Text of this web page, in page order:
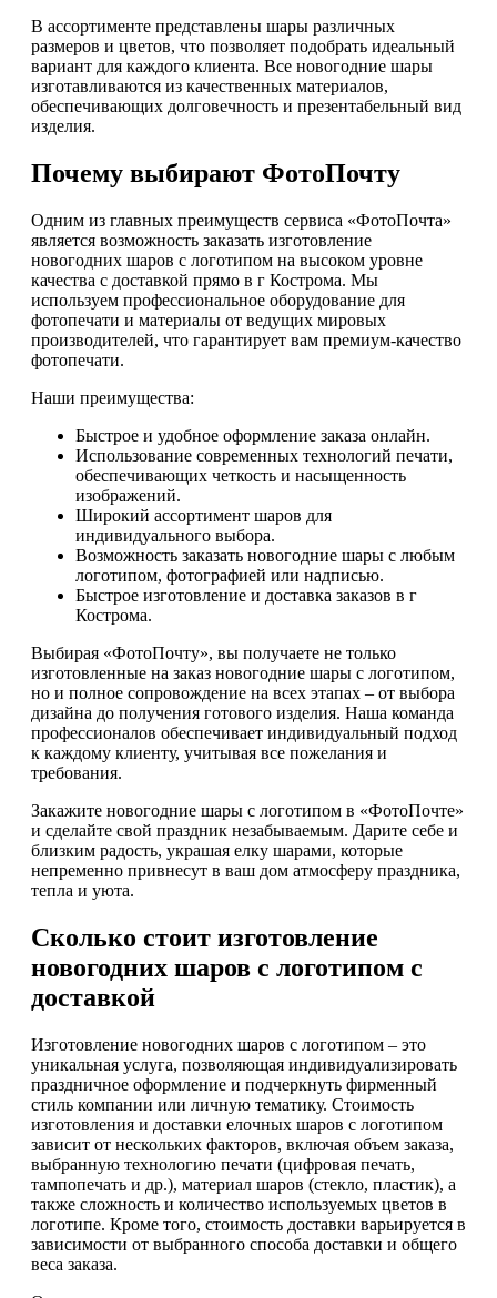
В ассортименте представлены шары различных
размеров и цветов, что позволяет подобрать идеальный
вариант для каждого клиента. Все новогодние шары
изготавливаются из качественных материалов,
обеспечивающих долговечность и презентабельный вид
изделия.
Почему выбирают ФотоПочту
Одним из главных преимуществ сервиса «ФотоПочта»
является возможность заказать изготовление
новогодних шаров с логотипом на высоком уровне
качества с доставкой прямо в г Кострома. Мы
используем профессиональное оборудование для
фотопечати и материалы от ведущих мировых
производителей, что гарантирует вам премиум-качество
фотопечати.
Наши преимущества:
Быстрое и удобное оформление заказа онлайн.
Использование современных технологий печати,
обеспечивающих четкость и насыщенность
изображений.
Широкий ассортимент шаров для
индивидуального выбора.
Возможность заказать новогодние шары с любым
логотипом, фотографией или надписью.
Быстрое изготовление и доставка заказов в г
Кострома.
Выбирая «ФотоПочту», вы получаете не только
изготовленные на заказ новогодние шары с логотипом,
но и полное сопровождение на всех этапах – от выбора
дизайна до получения готового изделия. Наша команда
профессионалов обеспечивает индивидуальный подход
к каждому клиенту, учитывая все пожелания и
требования.
Закажите новогодние шары с логотипом в «ФотоПочте»
и сделайте свой праздник незабываемым. Дарите себе и
близким радость, украшая елку шарами, которые
непременно привнесут в ваш дом атмосферу праздника,
тепла и уюта.
Сколько стоит изготовление
новогодних шаров с логотипом с
доставкой
Изготовление новогодних шаров с логотипом – это
уникальная услуга, позволяющая индивидуализировать
праздничное оформление и подчеркнуть фирменный
стиль компании или личную тематику. Стоимость
изготовления и доставки елочных шаров с логотипом
зависит от нескольких факторов, включая объем заказа,
выбранную технологию печати (цифровая печать,
тампопечать и др.), материал шаров (стекло, пластик), а
также сложность и количество используемых цветов в
логотипе. Кроме того, стоимость доставки варьируется в
зависимости от выбранного способа доставки и общего
веса заказа.